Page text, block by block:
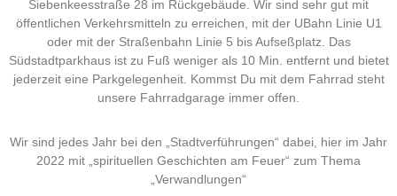
Siebenkeesstraße 28 im Rückgebäude. Wir sind sehr gut mit
öffentlichen Verkehrsmitteln zu erreichen, mit der UBahn Linie U1
oder mit der Straßenbahn Linie 5 bis Aufseßplatz. Das
Südstadtparkhaus ist zu Fuß weniger als 10 Min. entfernt und bietet
jederzeit eine Parkgelegenheit. Kommst Du mit dem Fahrrad steht
unsere Fahrradgarage immer offen.
Wir sind jedes Jahr bei den „Stadtverführungen“ dabei, hier im Jahr
2022 mit „spirituellen Geschichten am Feuer“ zum Thema
„Verwandlungen“